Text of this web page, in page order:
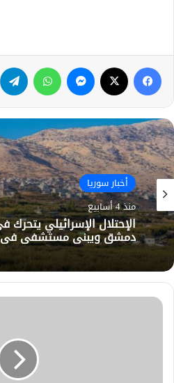
فيسبوك ماسنجر واتساب
أخبار سوريا
منذ 4 أسابيع
الإحتلال الإسرائيلي
دمشق ويبني مستشفى في